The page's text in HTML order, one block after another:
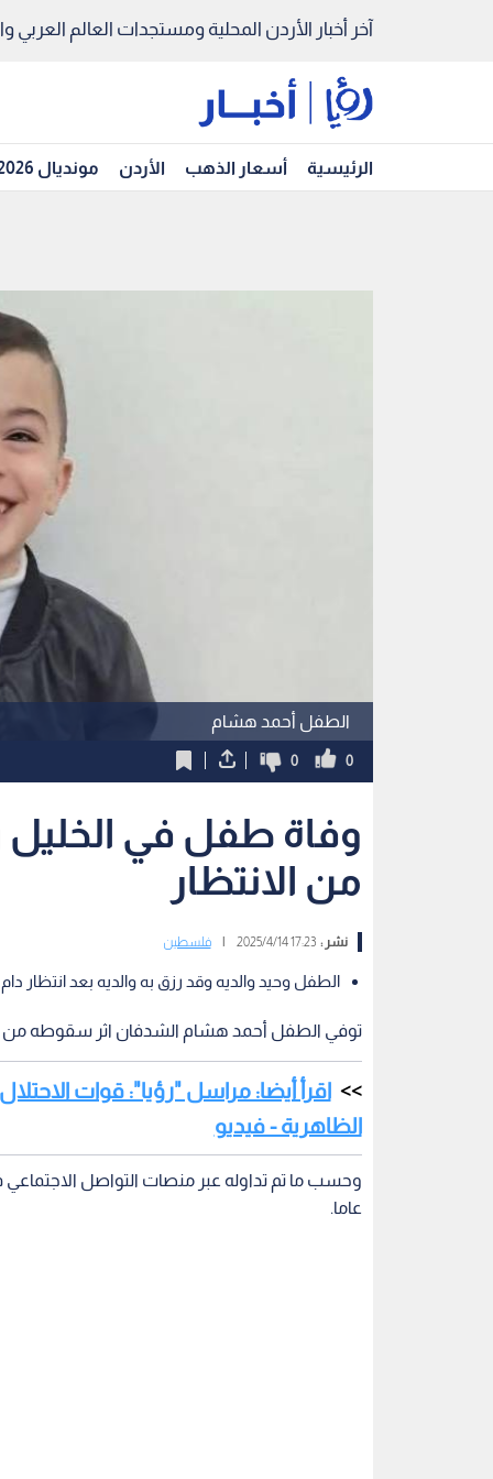
آخر أخبار الأردن المحلية ومستجدات العالم العربي
الرئيسية أسعار الذهب الأردن مونديال 2026
الطفل أحمد هشام
0
0
من الانتظار
نشر :17:23 2025/4/14 فلسطين
الطفل وحيد والديه وقد رزق به والديه بعد انتظار دام 16
توفي الطفل أحمد هشام الشدفان اثر سقوطه من
اقرأ أيضا: مراسل "رؤيا": قوات
الظاهرية - فيديو
عاما.